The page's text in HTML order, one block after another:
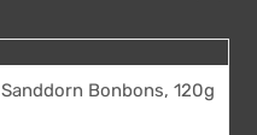
Sanddorn Bonbons, 120g